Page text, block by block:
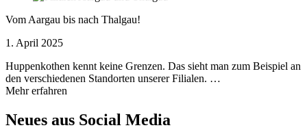
Vom Aargau bis nach Thalgau!
1. April 2025
Huppenkothen kennt keine Grenzen. Das sieht man zum Beispiel an
den verschiedenen Standorten unserer Filialen. …
Mehr erfahren
Neues aus Social Media